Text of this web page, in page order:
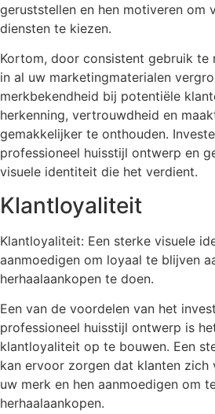
geruststellen en hen motiveren om
diensten te kiezen.
Kortom, door consistent gebruik te
in al uw marketingmaterialen
merkbekendheid bij potentiële
herkenning, vertrouwdheid en
gemakkelijker te onthouden.
professioneel huisstijl ontwerp en
visuele identiteit die het verdient.
Klantloyaliteit
Klantloyaliteit: Een sterke visuele
aanmoedigen om loyaal te blijven
herhaalaankopen te doen.
Een van de voordelen van het
professioneel huisstijl ontwerp is
klantloyaliteit op te bouwen. Een
kan ervoor zorgen dat klanten zich
uw merk en hen aanmoedigen om
herhaalaankopen.